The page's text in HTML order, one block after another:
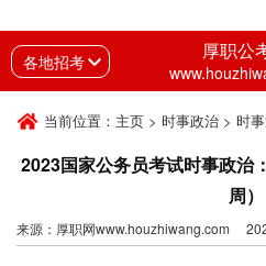
各地招考 厚职公
当前位置： 主页 > 时事政治 > 时
2023国家公务员考试时事政治
周）
来源：厚职网www.houzhiwang.com